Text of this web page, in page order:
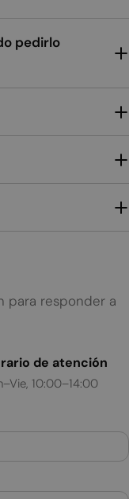
pedirlo
para responder a
de atención
10:00–14:00